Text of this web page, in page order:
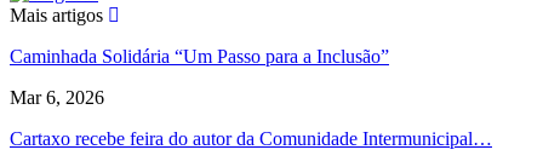
Mais artigos
Caminhada Solidária “Um Passo para a Inclusão”
Mar 6, 2026
Cartaxo recebe feira do autor da Comunidade Intermunicipal…